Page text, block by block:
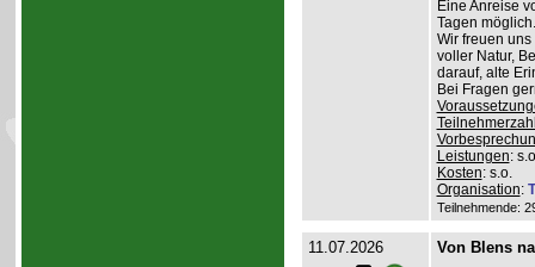
Eine Anreise
Tagen möglich.
Wir freuen
voller Natur,
darauf, alte
Bei Fragen
Leistungen:
Kosten: s.o.
Organisation:
Teilnehmende:
11.07.2026 Von Blens